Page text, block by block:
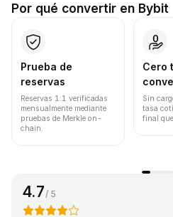
Por qué convertir en Bybit
Prueba de
reservas
Reservas 1:1 verificadas
mensualmente mediante
pruebas de Merkle on-
chain.
Cero
Sin
tasa
final
4.7/ 5